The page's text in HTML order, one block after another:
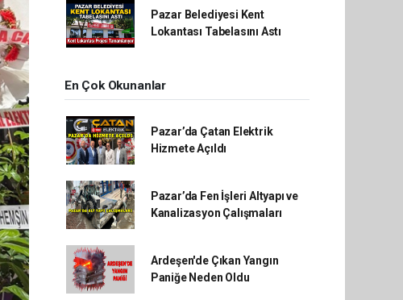
Pazar Belediyesi Kent
Lokantası Tabelasını Astı
En Çok Okunanlar
Pazar’da Çatan Elektrik
Hizmete Açıldı
Pazar’da Fen İşleri Altyapı ve
Kanalizasyon Çalışmaları
Ardeşen'de Çıkan Yangın
Paniğe Neden Oldu